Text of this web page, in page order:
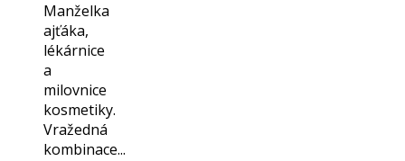
Manželka
ajťáka,
lékárnice
a
milovnice
kosmetiky.
Vražedná
kombinace...